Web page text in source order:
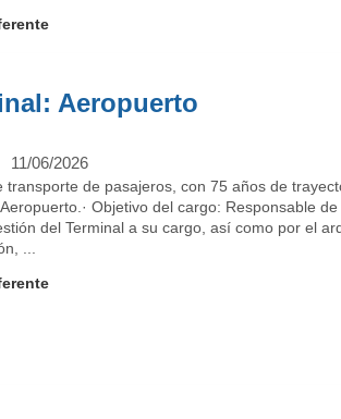
Aeropuerto
11/06/2026
de pasajeros, con 75 años de
Objetivo del cargo: Responsable de
del Terminal a su cargo, así como por el
...